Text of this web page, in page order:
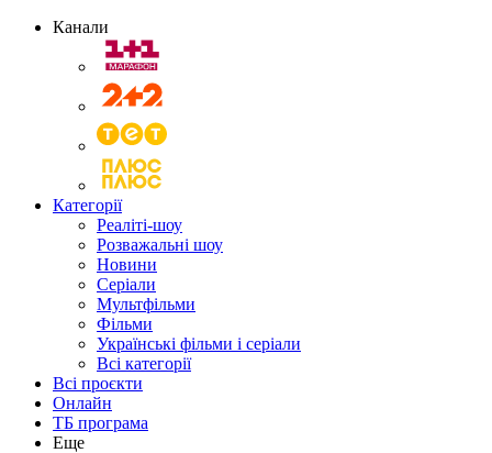
Канали
Категорії
Реаліті-шоу
Розважальні шоу
Новини
Серіали
Мультфільми
Фільми
Українські фільми і серіали
Всі категорії
Всі проєкти
Онлайн
ТБ програма
Еще